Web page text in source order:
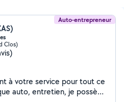
Auto-entrepreneur
Clos)
à votre service pour tout ce
auto, entretien, je possède